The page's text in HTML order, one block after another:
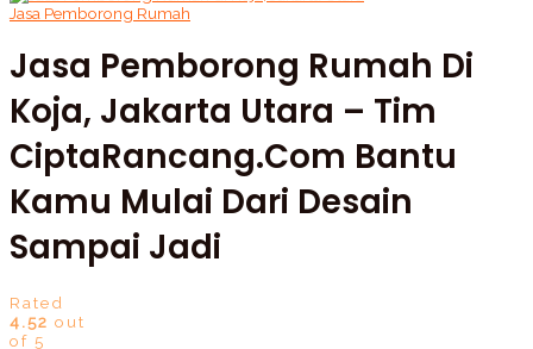
Jasa Pemborong Rumah
Jasa Pemborong Rumah Di
Koja, Jakarta Utara – Tim
CiptaRancang.com Bantu
Kamu Mulai Dari Desain
Sampai Jadi
Rated
4.52 out
of 5